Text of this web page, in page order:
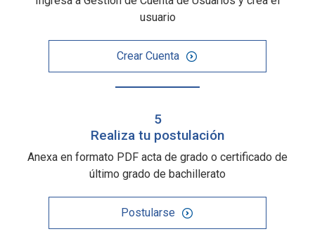
usuario
Crear Cuenta
5
Realiza tu postulación
Anexa en formato PDF acta de grado o certificado de
último grado de bachillerato
Postularse